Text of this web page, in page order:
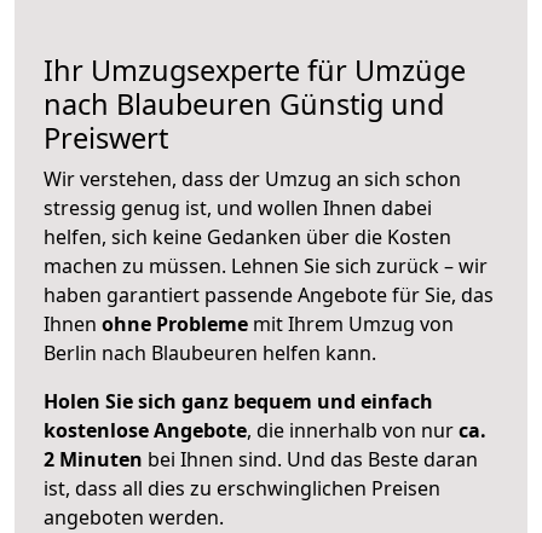
Ihr Umzugsexperte für Umzüge
nach Blaubeuren Günstig und
Preiswert
Wir verstehen, dass der Umzug an sich schon
stressig genug ist, und wollen Ihnen dabei
helfen, sich keine Gedanken über die Kosten
machen zu müssen. Lehnen Sie sich zurück – wir
haben garantiert passende Angebote für Sie, das
Ihnen ohne Probleme mit Ihrem Umzug von
Berlin nach Blaubeuren helfen kann.
Holen Sie sich ganz bequem und einfach
kostenlose Angebote, die innerhalb von nurca.
2 Minuten bei Ihnen sind. Und das Beste daran
ist, dass all dies zu erschwinglichen Preisen
angeboten werden.